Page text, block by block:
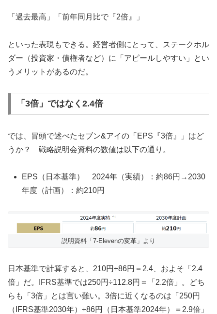
「過去最高」「前年同月比で『2倍』」
といった表現もできる。経営者側にとって、ステークホル
ダー（投資家・債権者など）に「アピールしやすい」とい
うメリットがあるのだ。
「3倍」ではなく2.4倍
では、冒頭で述べたセブン&アイの「EPS『3倍』」はど
うか？ 戦略説明会資料の数値は以下の通り。
EPS（日本基準） 2024年（実績）：約86円→2030
年度（計画）：約210円
説明資料「7-Elevenの変革」より
日本基準で計算すると、210円÷86円＝2.4、およそ「2.4
倍」だ。IFRS基準では250円÷112.8円＝「2.2倍」。どち
らも「3倍」とは言い難い。3倍に近くなるのは「250円
（IFRS基準2030年）÷86円（日本基準2024年）＝2.9倍」